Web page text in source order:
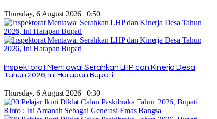
Thursday, 6 August 2026 | 0:50
Inspektorat Mentawai Serahkan LHP dan Kinerja Desa
Tahun 2026, Ini Harapan Bupati
Thursday, 6 August 2026 | 0:30